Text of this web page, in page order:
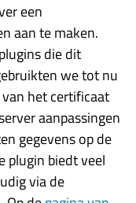
een
aan te maken.
die dit
we tot nu
het certificaat
aanpassingen
gegevens op de
plugin biedt veel
via de